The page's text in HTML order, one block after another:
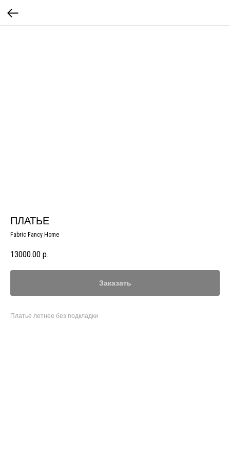
ПЛАТЬЕ
Fabric Fancy Home
13000.00 р.
Заказать
Платье летнее без подкладки